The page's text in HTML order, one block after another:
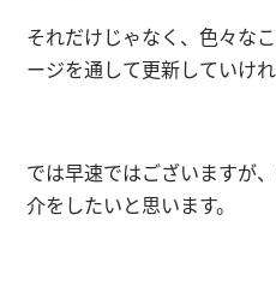
それだけじゃなく、色々な
ージを通して更新していけ
では早速ではございますが
介をしたいと思います。